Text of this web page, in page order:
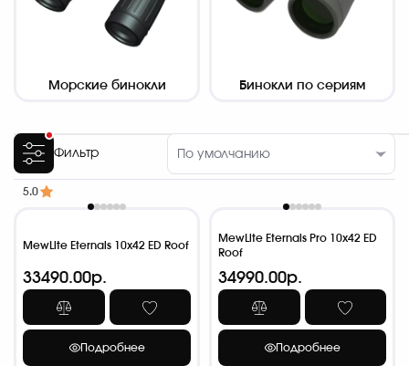
Морские бинокли Бинокли по сериям
Фильтр
5.0
MewLite Eternals 10x42 ED Roof
33490.00р.
Подробнее
MewLite Eternals Pro 10x42 ED
Roof
34990.00р.
Подробнее